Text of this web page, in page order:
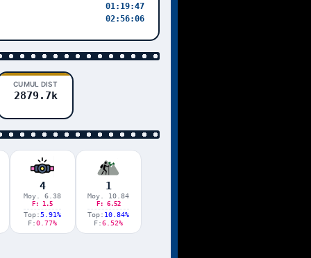
01:19:47
02:56:06
CUMUL DIST
2879.7k
4
Moy. 6.38
F: 1.5
Top: 5.91%
F:0.77%
1
Moy. 10.84
F: 6.52
Top: 10.84%
F:6.52%